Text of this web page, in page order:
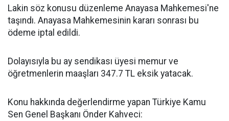
Lakin söz konusu düzenleme Anayasa Mahkemesi'ne
taşındı. Anayasa Mahkemesinin kararı sonrası bu
ödeme iptal edildi.
Dolayısıyla bu ay sendikası üyesi memur ve
öğretmenlerin maaşları 347.7 TL eksik yatacak.
Konu hakkında değerlendirme yapan Türkiye Kamu
Sen Genel Başkanı Önder Kahveci: